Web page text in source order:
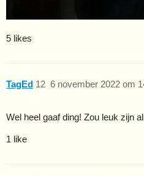
5 likes
TagEd 6 november 2022 om
12
Wel heel gaaf ding! Zou leuk zijn
1 like